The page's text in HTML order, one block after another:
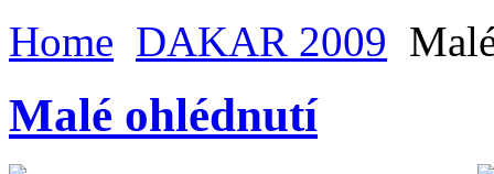
Home DAKAR 2009
Malé ohlédnutí